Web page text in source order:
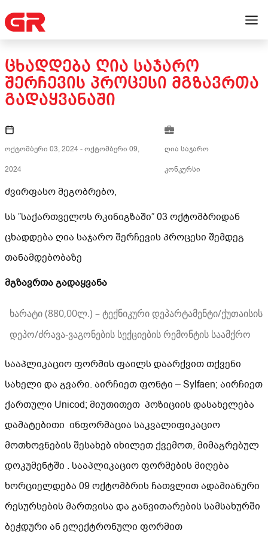
ᲪᲮᲐᲓᲓᲔᲑᲐ ᲦᲘᲐ ᲡᲐᲯᲐᲠᲝ
ᲨᲔᲠᲩᲔᲕᲘᲡ ᲞᲠᲝᲪᲔᲡᲘ ᲛᲒᲖᲐᲕᲠᲗᲐ
ᲒᲐᲓᲐᲧᲕᲐᲜᲐᲨᲘ
ოქტომბერი 03, 2024 -ოქტომბერი 09,
2024
ღია საჯარო
კონკურსი
ძვირფასო მეგობრებო,
სს ”საქართველოს რკინიგზაში” 03 ოქტომბრიდან
ცხადდება ღია საჯარო შერჩევის პროცესი შემდეგ
თანამდებობაზე
მგზავრთა გადაყვანა
ხარატი (880,00ლ.) – ტექნიკური დეპარტამენტი/
დეპო/ძრავა-ვაგონების სექციების რემონტის საამქრო
სააპლიკაციო ფორმის ფაილს დაარქვით თქვენი
სახელი და გვარი. აირჩიეთ ფონტი – Sylfaen; აირჩიეთ
ქართული Unicod; მიუთითეთ პოზიციის დასახელება
დამატებითი ინფორმაცია საკვალიფიკაციო
მოთხოვნების შესახებ იხილეთ ქვემოთ, მიმაგრებულ
დოკუმენტში . სააპლიკაციო ფორმების მიღება
ხორციელდება 09 ოქტომბრის ჩათვლით ადამიანური
რესურსების მართვისა და განვითარების სამსახურში
ბეჭდური ან ელექტრონული ფორმით